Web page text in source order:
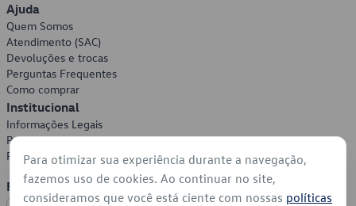
Ajuda
Quem Somos
Atendimento (SAC)
Devoluções e trocas
Perguntas Frequentes
Como comprar
Institucional
Informações Legais
Política de Privacidade
Política de Cookies
Formas de Pagamento
Para otimizar sua experiência durante a navegação,
fazemos uso de cookies. Ao continuar no site,
consideramos que você está ciente com nossas políticas